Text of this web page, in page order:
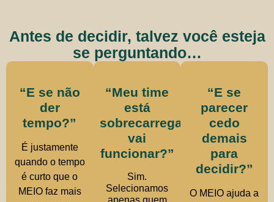
Antes de decidir, talvez você esteja
se perguntando…
“E se não
der
tempo?”
É justamente
quando o tempo
é curto que o
MEIO faz mais
“Meu time
está
sobrecarregado,
vai
funcionar?”
Sim.
Selecionamos
apenas quem
“E se
parecer
cedo
demais
para
decidir?”
O MEIO ajuda a